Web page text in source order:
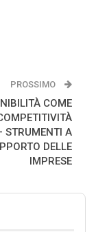
PROSSIMO
COME
STRUMENTI A
DELLE
IMPRESE